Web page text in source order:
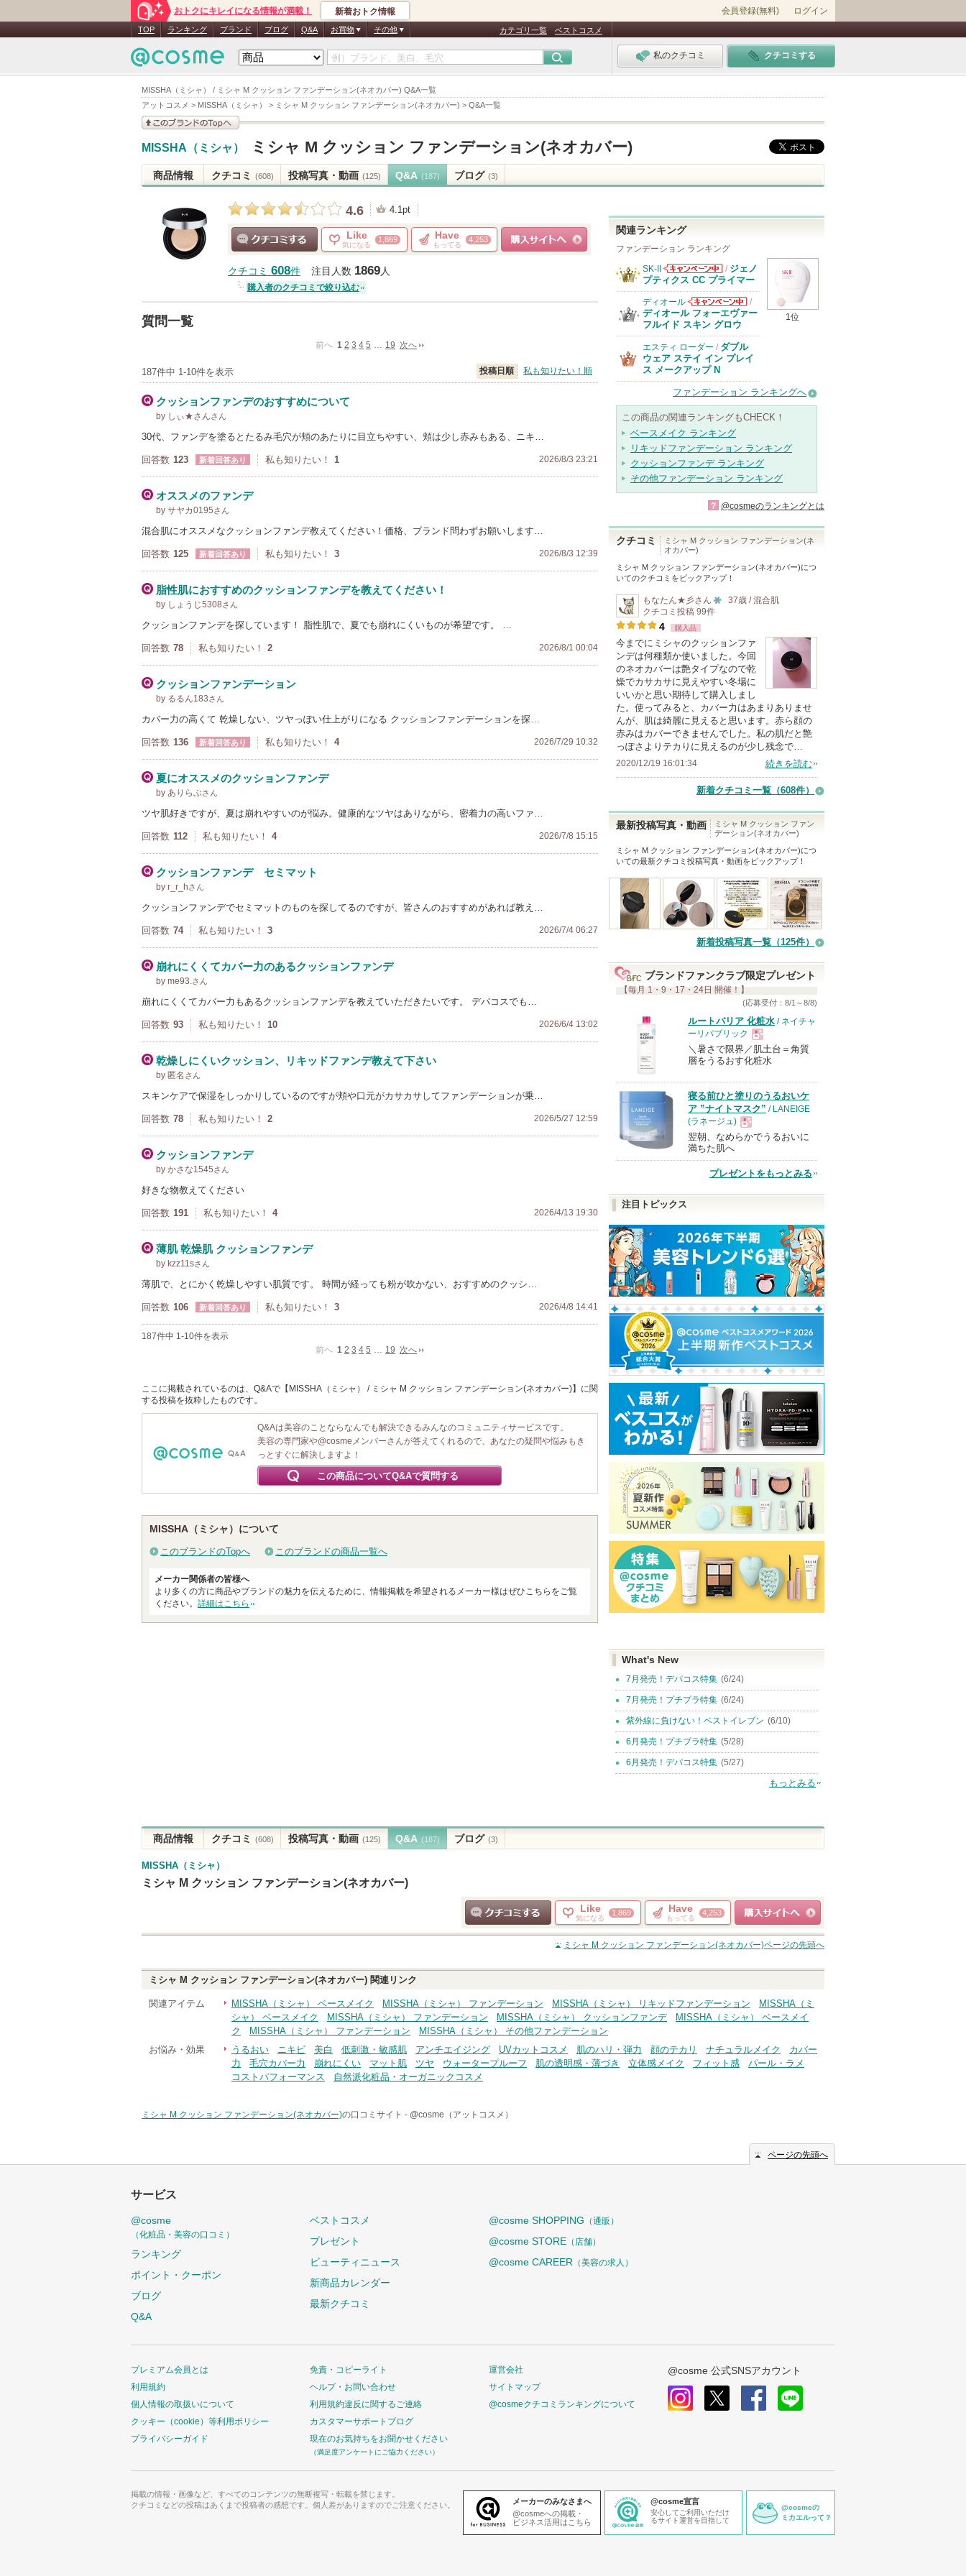
MISSHA（ミシャ） / ミシャ M クッション ファンデーション(ネオカバー) Q&A一覧
アットコスメ > MISSHA（ミシャ） > ミシャ M クッション ファンデーション(ネオカバー) > Q&A一覧
おトクにキレイになる情報が満載！ 新着おトク情報 会員登録(無料) ログイン
TOP ランキング ブランド ブログ Q&A お買物 その他 カテゴリ一覧 ベストコスメ
私のクチコミ クチコミする
MISSHA（ミシャ） ミシャ M クッション ファンデーション(ネオカバー)
商品情報 クチコミ (608) 投稿写真・動画 (125) Q&A (187) ブログ (3)
4.6 4.1pt
Like
気になる
1,869 Have
もってる
4,253
クチコミ 608件 注目人数 1869人
購入者のクチコミで絞り込む
質問一覧
前へ 1 2 3 4 5 … 19 次へ
187件中 1-10件を表示 投稿日順 私も知りたい！順
クッションファンデのおすすめについて
by しぃ★さんさん
30代、ファンデを塗るとたるみ毛穴が頬のあたりに目立ちやすい、頬は少し赤みもある、ニキ…
回答数 123 新着回答あり 私も知りたい！ 1 2026/8/3 23:21
オススメのファンデ
by サヤカ0195さん
混合肌にオススメなクッションファンデ教えてください！価格、ブランド問わずお願いします…
回答数 125 新着回答あり 私も知りたい！ 3 2026/8/3 12:39
脂性肌におすすめのクッションファンデを教えてください！
by しょうじ5308さん
クッションファンデを探しています！ 脂性肌で、夏でも崩れにくいものが希望です。 …
回答数 78 私も知りたい！ 2 2026/8/1 00:04
クッションファンデーション
by るるん183さん
カバー力の高くて 乾燥しない、ツヤっぽい仕上がりになる クッションファンデーションを探…
回答数 136 新着回答あり 私も知りたい！ 4 2026/7/29 10:32
夏にオススメのクッションファンデ
by ありらぶさん
ツヤ肌好きですが、夏は崩れやすいのが悩み。健康的なツヤはありながら、密着力の高いファ…
回答数 112 私も知りたい！ 4 2026/7/8 15:15
クッションファンデ セミマット
by r_r_hさん
クッションファンデでセミマットのものを探してるのですが、皆さんのおすすめがあれば教え…
回答数 74 私も知りたい！ 3 2026/7/4 06:27
崩れにくくてカバー力のあるクッションファンデ
by me93.さん
崩れにくくてカバー力もあるクッションファンデを教えていただきたいです。 デパコスでも…
回答数 93 私も知りたい！ 10 2026/6/4 13:02
乾燥しにくいクッション、リキッドファンデ教えて下さい
by 匿名 さん
スキンケアで保湿をしっかりしているのですが頬や口元がカサカサしてファンデーションが乗…
回答数 78 私も知りたい！ 2 2026/5/27 12:59
クッションファンデ
by かさな1545さん
好きな物教えてください
回答数 191 私も知りたい！ 4 2026/4/13 19:30
薄肌 乾燥肌 クッションファンデ
by kzz11sさん
薄肌で、とにかく乾燥しやすい肌質です。 時間が経っても粉が吹かない、おすすめのクッシ…
回答数 106 新着回答あり 私も知りたい！ 3 2026/4/8 14:41
187件中 1-10件を表示
前へ 1 2 3 4 5 … 19 次へ
ここに掲載されているのは、Q&Aで【MISSHA（ミシャ） / ミシャ M クッション ファンデーション(ネオカバー)】に関
する投稿を抜粋したものです。
Q&Aは美容のことならなんでも解決できるみんなのコミュニティサービスです。
美容の専門家や@cosmeメンバーさんが答えてくれるので、あなたの疑問や悩みもき
っとすぐに解決しますよ！
この商品についてQ&Aで質問する
MISSHA（ミシャ）について
このブランドのTopへ このブランドの商品一覧へ
メーカー関係者の皆様へ
より多くの方に商品やブランドの魅力を伝えるために、情報掲載を希望されるメーカー様はぜひこちらをご覧
ください。 詳細はこちら
関連ランキング
ファンデーション ランキング
1位
SK-II
SK-IIからのお
知らせがありま
す
/ ジェノ
プティクス CC プライマー
ディオール
ディオールから
のお知らせがあ
/
ディオール フォーエヴァー
フルイド スキン グロウ
エスティ ローダー / ダブル
ウェア ステイ イン プレイ
ス メークアップ N
ファンデーション ランキングへ
この商品の関連ランキングもCHECK！
ベースメイク ランキング
リキッドファンデーション ランキング
クッションファンデ ランキング
その他ファンデーション ランキング
? @cosmeのランキングとは
クチコミ
ミシャ M クッション ファンデーション(ネ
オカバー)
ミシャ M クッション ファンデーション(ネオカバー)につ
いてのクチコミをピックアップ！
もなたん★彡さん
10
以
上
の
メ
ン
バ
ー
お
に
入
り
て
ま
す
37歳 / 混合肌
クチコミ投稿 99件
4 購入品
今までにミシャのクッションファ
ンデは何種類か使いました。今回
のネオカバーは艶タイプなので乾
燥でカサカサに見えやすい冬場に
いいかと思い期待して購入しまし
た。使ってみると、カバー力はあまりありませ
んが、肌は綺麗に見えると思います。赤ら顔の
赤みはカバーできませんでした。私の肌だと艶
っぽさよりテカりに見えるのが少し残念で…
2020/12/19 16:01:34 続きを読む
新着クチコミ一覧 （608件）
最新投稿写真・動画
ミシャ M クッション ファン
デーション(ネオカバー)
ミシャ M クッション ファンデーション(ネオカバー)につ
いての最新クチコミ投稿写真・動画をピックアップ！
新着投稿写真一覧（125件）
ブランドファンクラブ限定プレゼント
【毎月 1・9・17・24日 開催！】
(応募受付：8/1～8/8)
ルートバリア 化粧水 / ネイチャ
ーリパブリック
現
品
＼暑さで限界／肌土台＝角質
層をうるおす化粧水
寝る前ひと塗りのうるおいケ
ア ”ナイトマスク” / LANEIGE
(ラネージュ)
現
品
翌朝、なめらかでうるおいに
満ちた肌へ
プレゼントをもっとみる
注目トピックス
What's New
7月発売！デパコス特集 (6/24)
7月発売！プチプラ特集 (6/24)
紫外線に負けない！ベストイレブン (6/10)
6月発売！プチプラ特集 (5/28)
6月発売！デパコス特集 (5/27)
もっとみる
商品情報 クチコミ (608) 投稿写真・動画 (125) Q&A (187) ブログ (3)
MISSHA（ミシャ）
ミシャ M クッション ファンデーション(ネオカバー)
クチコミする
Like
気になる
1,869 Have
もってる
4,253
ショッピングサイト
へ
ミシャ M クッション ファンデーション(ネオカバー)ページの先頭へ
ミシャ M クッション ファンデーション(ネオカバー) 関連リンク
関連アイテム MISSHA（ミシャ） ベースメイク MISSHA（ミシャ） ファンデーション MISSHA（ミシャ） リキッドファンデーション
MISSHA（ミ
シャ） ベースメイク
MISSHA（ミシャ） ファンデーション MISSHA（ミシャ） クッションファンデ
MISSHA（ミシャ） ベースメイ
ク
MISSHA（ミシャ） ファンデーション
MISSHA（ミシャ） その他ファンデーション
お悩み・効果
うるおい ニキビ 美白 低刺激・敏感肌 アンチエイジング UVカットコスメ 肌のハリ・弾力 顔のテカリ ナチュラルメイク
カバー
力
毛穴カバー力 崩れにくい マット肌 ツヤ ウォータープルーフ 肌の透明感・薄づき 立体感メイク フィット感
パール・ラメ
コストパフォーマンス
自然派化粧品・オーガニックコスメ
ミシャ M クッション ファンデーション(ネオカバー)の口コミサイト - @cosme（アットコスメ）
ページの先頭へ
サービス
@cosme
（化粧品・美容の口コミ）
ランキング
ポイント・クーポン
ブログ
Q&A
ベストコスメ
プレゼント
ビューティニュース
新商品カレンダー
最新クチコミ
@cosme SHOPPING （通販）
@cosme STORE （店舗）
@cosme CAREER （美容の求人）
プレミアム会員とは
利用規約
個人情報の取扱いについて
クッキー（cookie）等利用ポリシー
プライバシーガイド
免責・コピーライト
ヘルプ・お問い合わせ
利用規約違反に関するご連絡
カスタマーサポートブログ
現在のお気持ちをお聞かせください
（満足度アンケートにご協力ください）
運営会社
サイトマップ
@cosmeクチコミランキングについて
@cosme 公式SNSアカウント
掲載の情報・画像など、すべてのコンテンツの無断複写・転載を禁じます。
クチコミなどの投稿はあくまで投稿者の感想です。個人差がありますのでご注意ください。
メーカーのみなさまへ
@cosmeへの掲載・
ビジネス活用はこちら
@cosme宣言
安心してご利用いただけ
るサイト運営を目指して
@cosmeの
ミカエルって？